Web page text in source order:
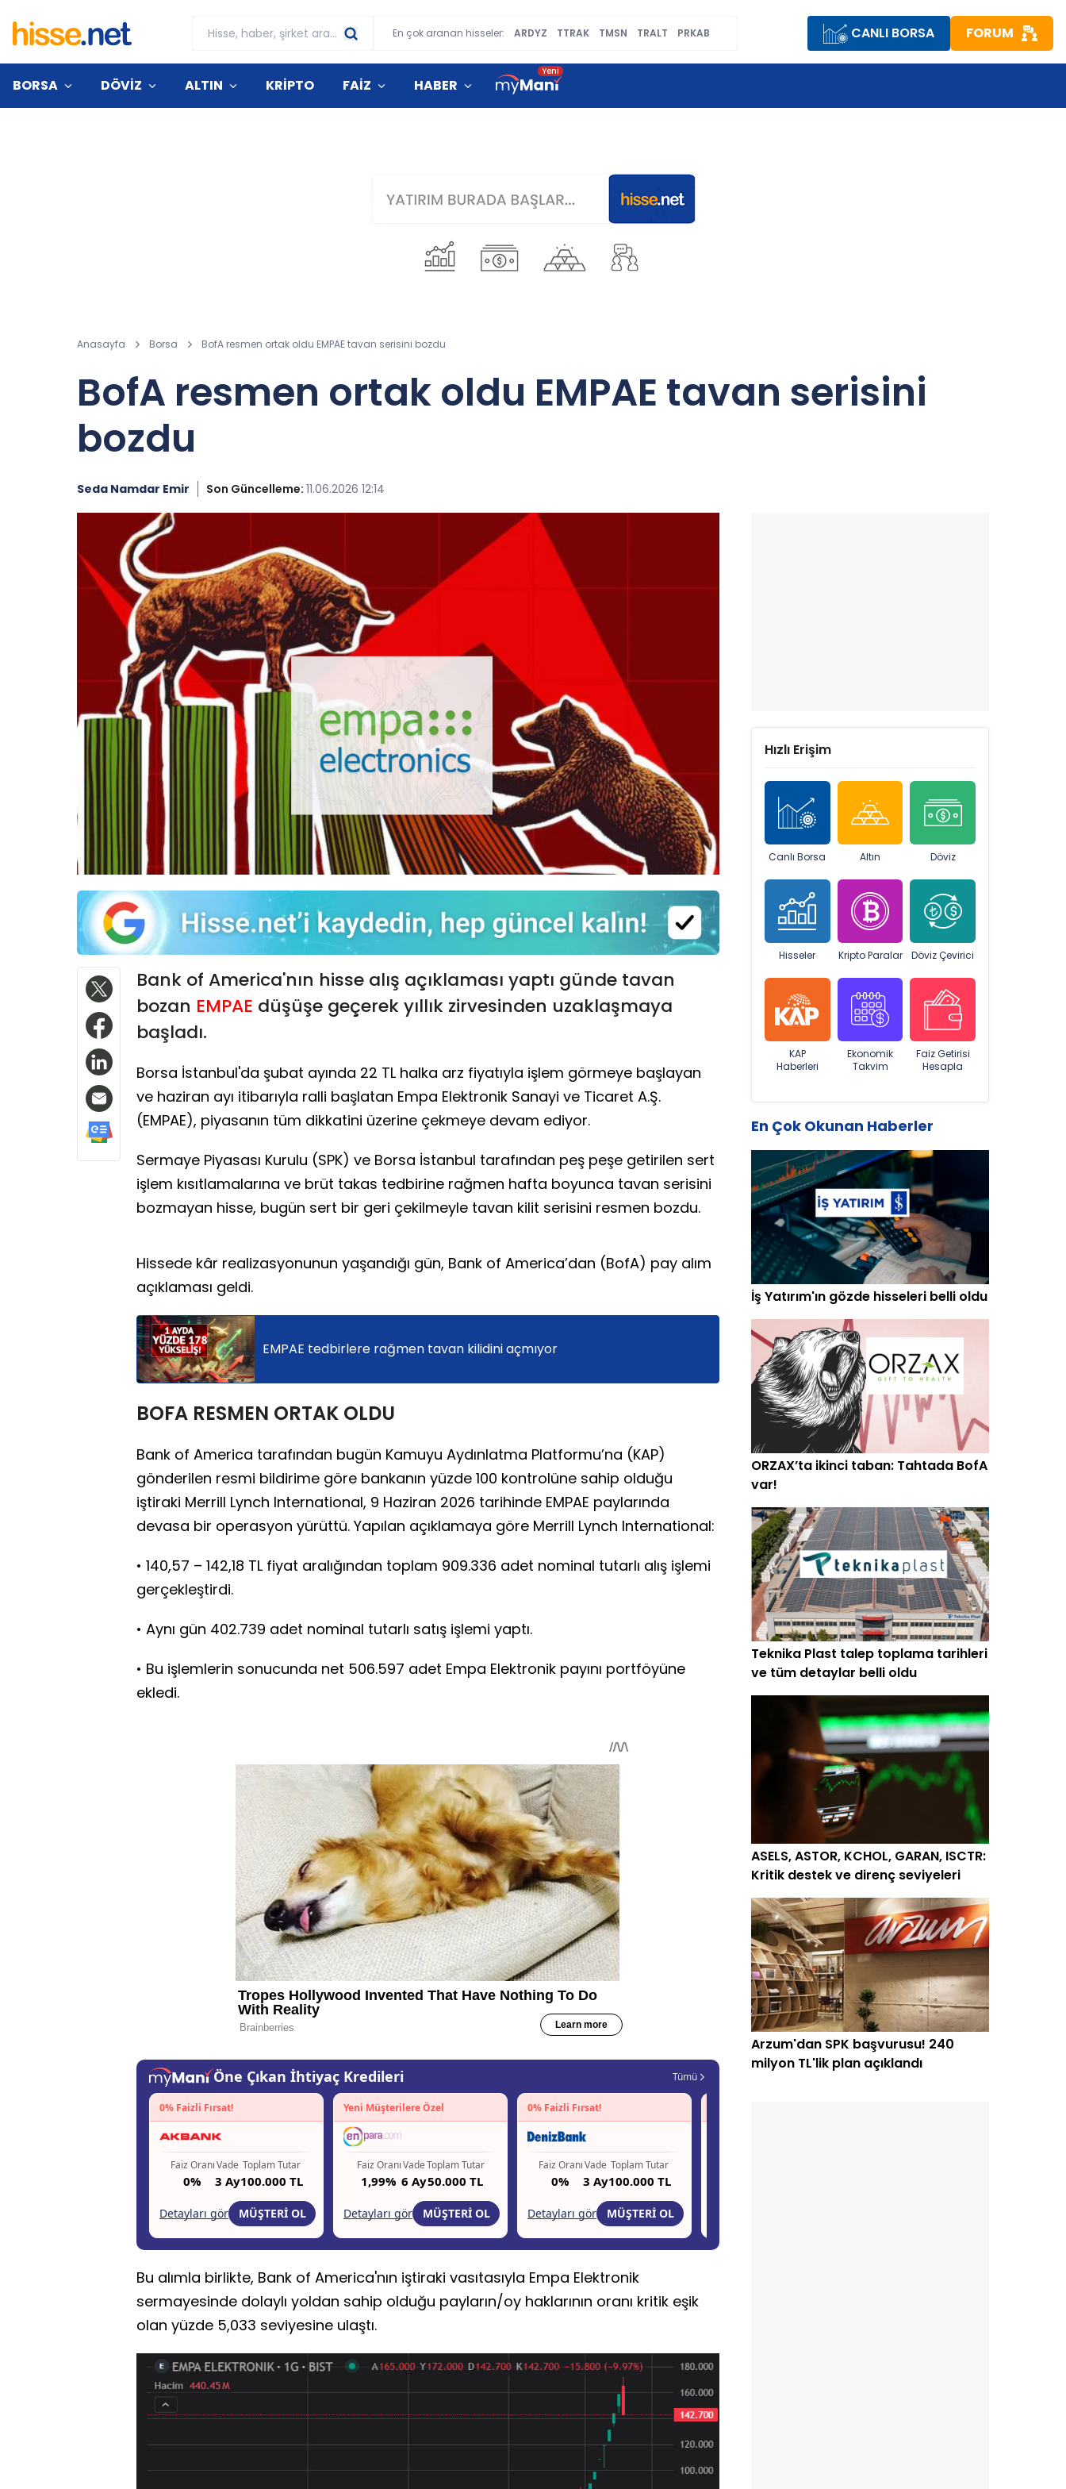
En çok aranan hisseler: ARDYZ TTRAK TMSN TRALT PRKAB CANLI BORSA FORUM
BORSA DÖVİZ ALTIN KRİPTO FAİZ HABER
Anasayfa Borsa BofA resmen ortak oldu EMPAE tavan serisini bozdu
BofA resmen ortak oldu EMPAE tavan serisini
bozdu
Seda Namdar Emir Son Güncelleme: 11.06.2026 12:14
Bank of America'nın hisse alış açıklaması yaptı günde tavan
bozan EMPAE düşüşe geçerek yıllık zirvesinden uzaklaşmaya
başladı.
Borsa İstanbul'da şubat ayında 22 TL halka arz fiyatıyla işlem görmeye başlayan
ve haziran ayı itibarıyla ralli başlatan Empa Elektronik Sanayi ve Ticaret A.Ş.
(EMPAE), piyasanın tüm dikkatini üzerine çekmeye devam ediyor.
Sermaye Piyasası Kurulu (SPK) ve Borsa İstanbul tarafından peş peşe getirilen sert
işlem kısıtlamalarına ve brüt takas tedbirine rağmen hafta boyunca tavan serisini
bozmayan hisse, bugün sert bir geri çekilmeyle tavan kilit serisini resmen bozdu.
Hissede kâr realizasyonunun yaşandığı gün, Bank of America’dan (BofA) pay alım
açıklaması geldi.
EMPAE tedbirlere rağmen tavan kilidini açmıyor
BOFA RESMEN ORTAK OLDU
Bank of America tarafından bugün Kamuyu Aydınlatma Platformu’na (KAP)
gönderilen resmi bildirime göre bankanın yüzde 100 kontrolüne sahip olduğu
iştiraki Merrill Lynch International, 9 Haziran 2026 tarihinde EMPAE paylarında
devasa bir operasyon yürüttü. Yapılan açıklamaya göre Merrill Lynch International:
• 140,57 – 142,18 TL fiyat aralığından toplam 909.336 adet nominal tutarlı alış işlemi
gerçekleştirdi.
• Aynı gün 402.739 adet nominal tutarlı satış işlemi yaptı.
• Bu işlemlerin sonucunda net 506.597 adet Empa Elektronik payını portföyüne
ekledi.
Bu alımla birlikte, Bank of America'nın iştiraki vasıtasıyla Empa Elektronik
sermayesinde dolaylı yoldan sahip olduğu payların/oy haklarının oranı kritik eşik
olan yüzde 5,033 seviyesine ulaştı.
Hızlı Erişim
Canlı Borsa Altın Döviz
Hisseler Kripto Paralar Döviz Çevirici
KAP
Haberleri
Ekonomik
Takvim
Faiz Getirisi
Hesapla
En Çok Okunan Haberler
İş Yatırım'ın gözde hisseleri belli oldu
ORZAX’ta ikinci taban: Tahtada BofA
var!
Teknika Plast talep toplama tarihleri
ve tüm detaylar belli oldu
ASELS, ASTOR, KCHOL, GARAN, ISCTR:
Kritik destek ve direnç seviyeleri
Arzum'dan SPK başvurusu! 240
milyon TL'lik plan açıklandı